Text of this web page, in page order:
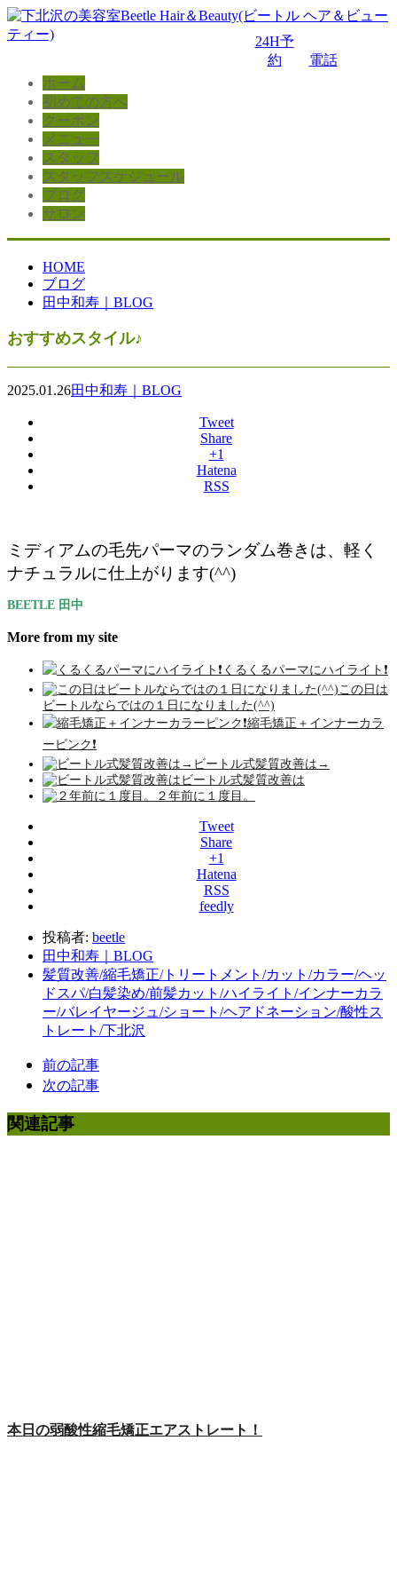
24H予
約
電話
ホーム
初めての方へ
クーポン
メニュー
スタッフ
スタッフスケジュール
ブログ
サロン
HOME
ブログ
田中和寿｜BLOG
おすすめスタイル♪
2025.01.26田中和寿｜BLOG
Tweet
Share
+1
Hatena
RSS
ミディアムの毛先パーマのランダム巻きは、軽く
ナチュラルに仕上がります(^^)
BEETLE 田中
More from my site
くるくるパーマにハイライト❗️
この日は
ビートルならではの１日になりました(^^)
縮毛矯正＋インナーカラ
ーピンク❗️
ビートル式髪質改善は→
ビートル式髪質改善は
２年前に１度目。
Tweet
Share
+1
Hatena
RSS
feedly
投稿者: beetle
田中和寿｜BLOG
髪質改善/縮毛矯正/トリートメント/カット/カラー/ヘッ
ドスパ/白髪染め/前髪カット/ハイライト/インナーカラ
ー/バレイヤージュ/ショート/ヘアドネーション/酸性ス
トレート/下北沢
前の記事
次の記事
関連記事
本日の弱酸性縮毛矯正エアストレート！